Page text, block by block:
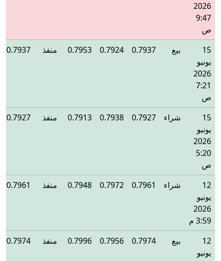
2026
9:47
ص
15
يونيو
2026
7:21
ص
بيع 0.7937
0.7924
0.7953 منفذ 0.7937
15
يونيو
2026
5:20
ص
شراء 0.7927
0.7938
0.7913 منفذ 0.7927
12
يونيو
2026
3:59 م
شراء 0.7961
0.7972
0.7948 منفذ 0.7961
12
يونيو
بيع 0.7974
0.7956
0.7996 منفذ 0.7974